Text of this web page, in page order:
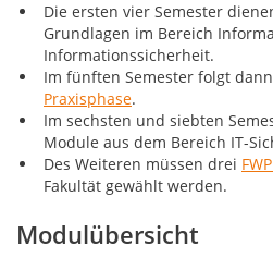
Die ersten vier Semester
Grundlagen im Bereich
Informationssicherheit.
Im fünften Semester folgt
Praxisphase.
Im sechsten und siebten
Module aus dem Bereich IT-
Des Weiteren müssen drei
Fakultät gewählt werden.
Modulübersicht